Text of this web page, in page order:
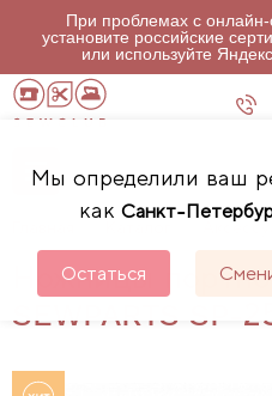
При проблемах с онлайн-
установите российские
или используйте
Мы определили ваш
как Санкт-
Остаться
Ножницы
SEWPARTS SP-